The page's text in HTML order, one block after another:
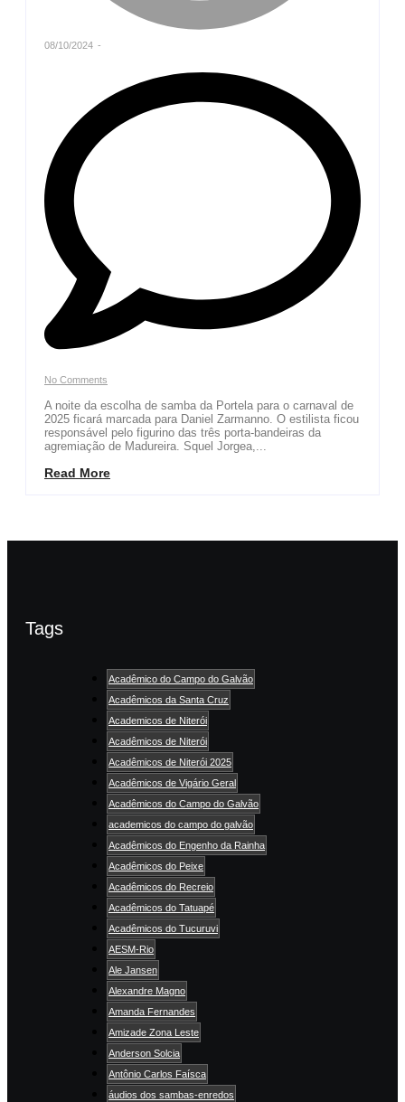
08/10/2024 -
No Comments
A noite da escolha de samba da Portela para o carnaval de
2025 ficará marcada para Daniel Zarmanno. O estilista ficou
responsável pelo figurino das três porta-bandeiras da
agremiação de Madureira. Squel Jorgea,...
Read More
Tags
Acadêmico do Campo do Galvão
Acadêmicos da Santa Cruz
Academicos de Niterói
Acadêmicos de Niterói
Acadêmicos de Niterói 2025
Acadêmicos de Vigário Geral
Acadêmicos do Campo do Galvão
academicos do campo do galvão
Acadêmicos do Engenho da Rainha
Acadêmicos do Peixe
Acadêmicos do Recreio
Acadêmicos do Tatuapé
Acadêmicos do Tucuruvi
AESM-Rio
Ale Jansen
Alexandre Magno
Amanda Fernandes
Amizade Zona Leste
Anderson Solcia
Antônio Carlos Faísca
áudios dos sambas-enredos